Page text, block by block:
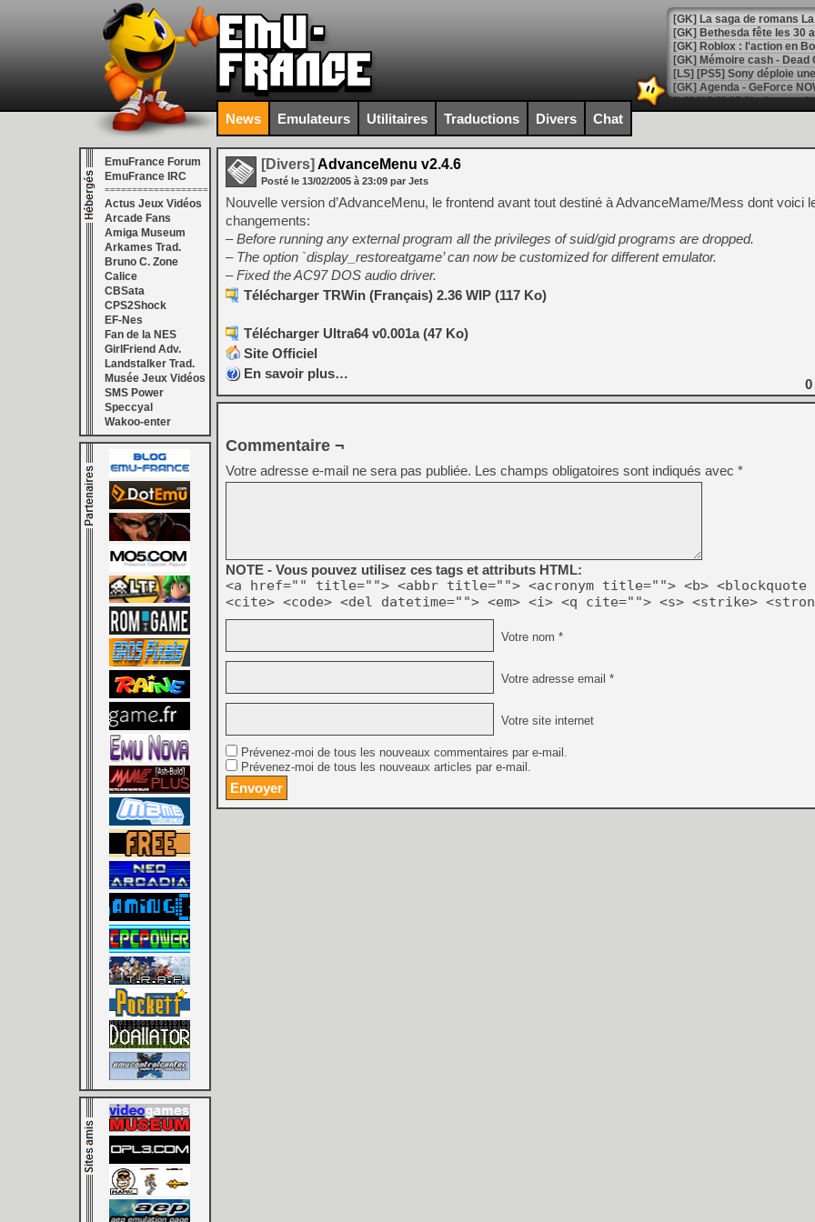
[GK] Bethesda fête les 30
[GK] Roblox : l'action en
[GK] Agenda - GeForce
[GK] Devolver Digital en a
[LS] [PS5] ps5-y2jb-
[GK] Pourquoi Marvel
[GK] Test : Restory : Chill
[GK] GTA 6 : Rockstar
[GK] Hot Wheels Infinite
[GK] Mémoire cash -
[GK] Résultats Nintendo :
[GK] Déjà des
[GK] Minecraft et ses «
[GK] Beast of
[GK] Ubisoft : fin de partie
[GK] Mémoire cash -
[GK] Dan Houser (GTA)
[GK] Comment EA Sports
[GK] Crimson Moon : un
[GK] Isle of Reveries : le
[GK] Moonlighter 2 : The
[GK] Capcom relance
[GK] Le beat'em up The
[GK] Endless Legend 2 :
[LS] [PS5] Le WebKit
[GK] Oubliez Crazy Taxi,
[LS] [Switch] NSZ 5.0.0
News Emulateurs Utilitaires Traductions Divers Chat
EmuFrance Forum
EmuFrance IRC
===================
Actus Jeux Vidéos
Arcade Fans
Amiga Museum
Arkames Trad.
Bruno C. Zone
Calice
CBSata
CPS2Shock
EF-Nes
Fan de la NES
GirlFriend Adv.
Landstalker Trad.
Musée Jeux Vidéos
SMS Power
Speccyal
Wakoo-enter
[Divers] AdvanceMenu v2.4.6
Posté le 13/02/2005 à 23:09 par Jets
Nouvelle version d’AdvanceMenu, le frontend avant tout destiné à AdvanceMame/Mess dont voici
changements:
– Before running any external program all the privileges of suid/gid programs are dropped.
– The option `display_restoreatgame’ can now be customized for different emulator.
– Fixed the AC97 DOS audio driver.
Télécharger TRWin (Français) 2.36 WIP (117 Ko)
Télécharger Ultra64 v0.001a (47 Ko)
Site Officiel
En savoir plus…
0
Commentaire ¬
Votre adresse e-mail ne sera pas publiée. Les champs obligatoires sont indiqués avec *
NOTE - Vous pouvez utilisez ces tags et attributs HTML:
<a href="" title=""> <abbr title=""> <acronym title=""> <b> <blockquote
<cite> <code> <del datetime=""> <em> <i> <q cite=""> <s> <strike>
Votre nom *
Votre adresse email *
Votre site internet
Prévenez-moi de tous les nouveaux commentaires par e-mail.
Prévenez-moi de tous les nouveaux articles par e-mail.